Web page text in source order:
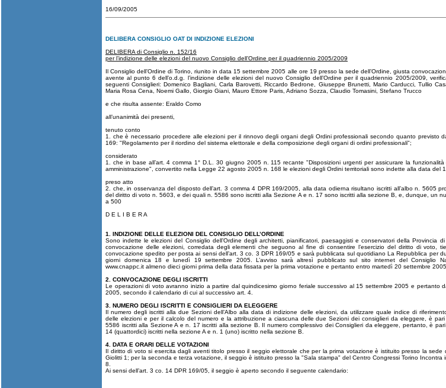
16/09/2005
DELIBERA CONSIGLIO OAT DI INDIZIONE ELEZIONI
DELIBERA di Consiglio n. 152/16
per l’indizione delle elezioni del nuovo Consiglio dell’Ordine per il quadriennio 2005/2009
Il Consiglio dell’Ordine di Torino, riunito in data 15 settembre 2005 alle ore 19 presso la sede dell’Ordine, giusta
avente al punto 6 dell’o.d.g. l’indizione delle elezioni del nuovo Consiglio dell’Ordine per il quadriennio 2005/2009,
seguenti Consiglieri: Domenico Bagliani, Carla Barovetti, Riccardo Bedrone, Giuseppe Brunetti, Mario Carducci, Tullio
Maria Rosa Cena, Noemi Gallo, Giorgio Giani, Mauro Ettore Paris, Adriano Sozza, Claudio Tomasini, Stefano Trucco
e che risulta assente: Eraldo Como
all’unanimità dei presenti,
tenuto conto
1. che è necessario procedere alle elezioni per il rinnovo degli organi degli Ordini professionali secondo quanto previsto
169: "Regolamento per il riordino del sistema elettorale e della composizione degli organi di ordini professionali";
considerato
1. che in base all’art. 4 comma 1° D.L. 30 giugno 2005 n. 115 recante "Disposizioni urgenti per assicurare la
amministrazione", convertito nella Legge 22 agosto 2005 n. 168 le elezioni degli Ordini territoriali sono indette alla data del
preso atto
2. che, in osservanza del disposto dell’art. 3 comma 4 DPR 169/2005, alla data odierna risultano iscritti all’albo n. 5605
del diritto di voto n. 5603, e dei quali n. 5586 sono iscritti alla Sezione A e n. 17 sono iscritti alla sezione B, e, dunque, un
a 500
D E L I B E R A
1. INDIZIONE DELLE ELEZIONI DEL CONSIGLIO DELL’ORDINE
Sono indette le elezioni del Consiglio dell’Ordine degli architetti, pianificatori, paesaggisti e conservatori della Provincia
convocazione delle elezioni, corredata degli elementi che seguono al fine di consentire l’esercizio del diritto di voto,
convocazione spedito per posta ai sensi dell’art. 3 co. 3 DPR 169/05 e sarà pubblicata sul quotidiano La Repubblica per
giorni domenica 18 e lunedì 19 settembre 2005. L’avviso sarà altresì pubblicato sul sito internet del Consiglio
www.cnappc.it almeno dieci giorni prima della data fissata per la prima votazione e pertanto entro martedì 20 settembre 2005.
2. CONVOCAZIONE DEGLI ISCRITTI
Le operazioni di voto avranno inizio a partire dal quindicesimo giorno feriale successivo al 15 settembre 2005 e pertanto
2005, secondo il calendario di cui al successivo art. 4.
3. NUMERO DEGLI ISCRITTI E CONSIGLIERI DA ELEGGERE
Il numero degli iscritti alla due Sezioni dell’Albo alla data di indizione delle elezioni, da utilizzare quale indice di
delle elezioni e per il calcolo del numero e la attribuzione a ciascuna delle due Sezioni dei consiglieri da eleggere, è
5586 iscritti alla Sezione A e n. 17 iscritti alla sezione B. Il numero complessivo dei Consiglieri da eleggere, pertanto, è
14 (quattordici) iscritti nella sezione A e n. 1 (uno) iscritto nella sezione B.
4. DATA E ORARI DELLE VOTAZIONI
Il diritto di voto si esercita dagli aventi titolo presso il seggio elettorale che per la prima votazione è istituito presso la sede
Giolitti 1; per la seconda e terza votazione, il seggio è istituito presso la "Sala stampa" del Centro Congressi Torino Incontra
8.
Ai sensi dell’art. 3 co. 14 DPR 169/05, il seggio è aperto secondo il seguente calendario: